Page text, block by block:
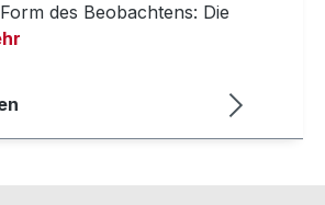
des Beobachtens: Die